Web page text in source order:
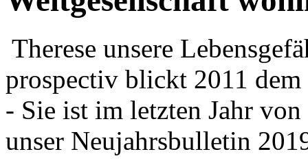
Therese unsere
prospectiv blickt 2011
- Sie ist im letzten Jahr
unser Neujahrsbulletin